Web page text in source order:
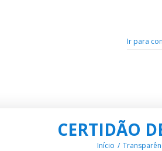
Ir para
CERTIDÃO
Início